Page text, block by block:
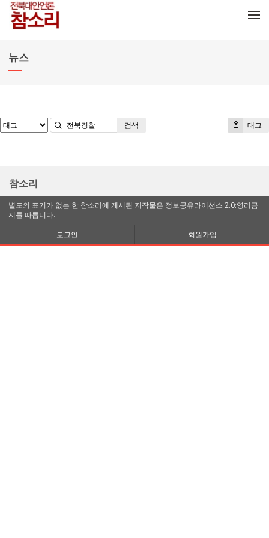
뉴스
태그
검색
참소리
별도의 표기가 없는 한 참소리에 게시된 저작물은 정보공유라이선스 2.0:영리금
지를 따릅니다.
로그인
회원가입